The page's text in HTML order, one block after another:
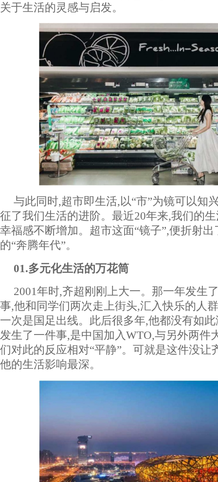
关于生活的灵感与启发。
与此同时,超市即生活,以“市”为镜可以知
征了我们生活的进阶。最近20年来,我们的
幸福感不断增加。超市这面“镜子”,便折射
的“奔腾年代”。
01.多元化生活的万花筒
2001年时,齐超刚刚上大一。那一年发生
事,他和同学们两次走上街头,汇入快乐的人
一次是国足出线。此后很多年,他都没有如
发生了一件事,是中国加入WTO,与另外两件
们对此的反应相对“平静”。可就是这件没让
他的生活影响最深。